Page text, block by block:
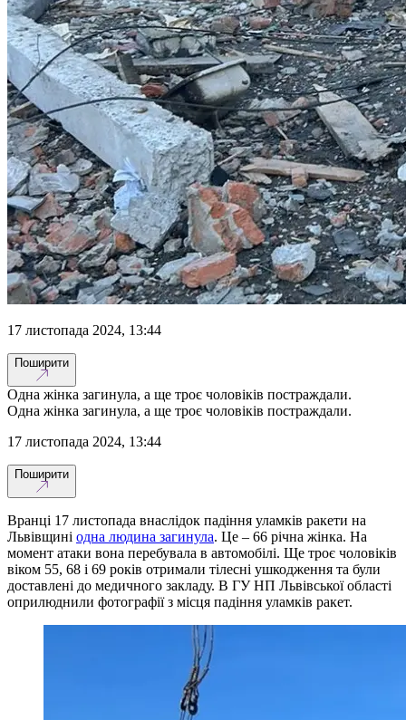
17 листопада 2024, 13:44
Поширити
Одна жінка загинула, а ще троє чоловіків постраждали.
Одна жінка загинула, а ще троє чоловіків постраждали.
17 листопада 2024, 13:44
Поширити
Вранці 17 листопада внаслідок падіння уламків ракети на
Львівщині одна людина загинула. Це – 66 річна жінка. На
момент атаки вона перебувала в автомобілі. Ще троє чоловіків
віком 55, 68 і 69 років отримали тілесні ушкодження та були
доставлені до медичного закладу. В ГУ НП Львівської області
оприлюднили фотографії з місця падіння уламків ракет.